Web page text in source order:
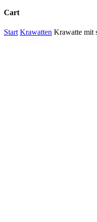
Cart
Close
Start Krawatten Krawatte mit